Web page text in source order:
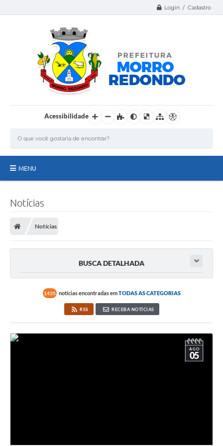
Login / Cadastro
Acessibilidade
MENU
Secretarias
Setores da Saúde
Serviços Online
Notícias
Notícias
BUSCA DETALHADA
1435 notícias encontradas emTODAS AS CATEGORIAS
RSS RECEBA NOTÍCIAS
AGO
05